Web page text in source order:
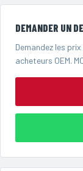
DEMANDER UN
Demandez les
acheteurs OEM.